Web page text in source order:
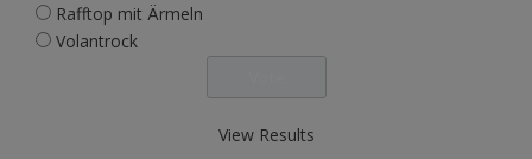
Rafftop mit Ärmeln
Volantrock
View Results